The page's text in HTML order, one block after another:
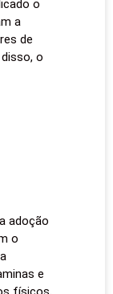
o
a
de
o
adoção
o
e